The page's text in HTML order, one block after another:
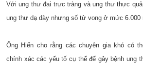
Với ung thư đại trực tràng và ung thư thực
ung thư dạ dày nhưng số tử vong ở mức 6.000
Ông Hiển cho rằng các chuyên gia khó có
chính xác các yếu tố cụ thể để gây bệnh ung